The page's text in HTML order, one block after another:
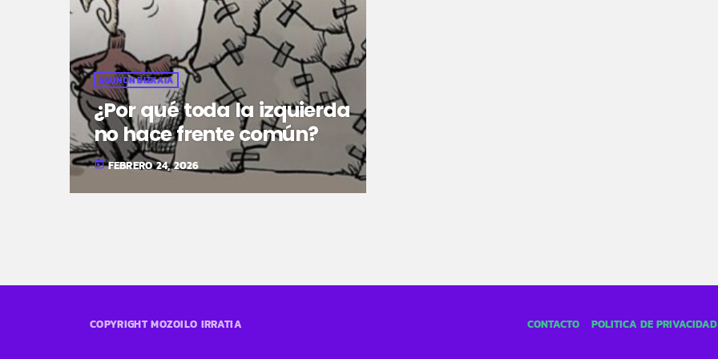
EGUNON BIZKAIA
¿Por qué toda la izquierda
no hace frente común?
today FEBRERO 24, 2026
COPYRIGHT MOZOILO IRRATIA CONTACTO POLÍTICA DE PRIVACIDAD